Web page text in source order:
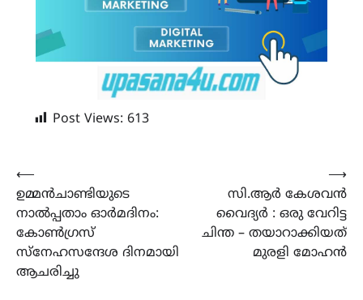
Post Views: 613
Post
navigation
⟵
ഉമ്മൻചാണ്ടിയുടെ
നാൽപ്പതാം ഓർമദിനം:
കോൺഗ്രസ്
സ്നേഹസന്ദേശ ദിനമായി
ആചരിച്ചു
സി.ആർ കേശവൻ
വൈദ്യർ : ഒരു വേറിട്ട
ചിന്ത – തയാറാക്കിയത്
മുരളി മോഹൻ
⟶